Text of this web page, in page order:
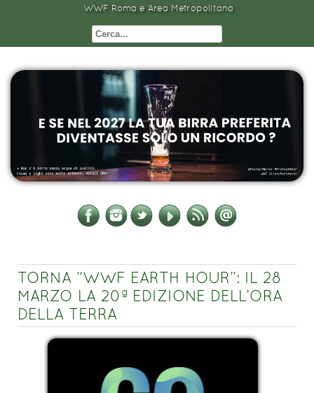
WWF Roma e Area Metropolitana
TORNA “WWF EARTH HOUR”: IL 28
MARZO LA 20ª EDIZIONE DELL’ORA
DELLA TERRA